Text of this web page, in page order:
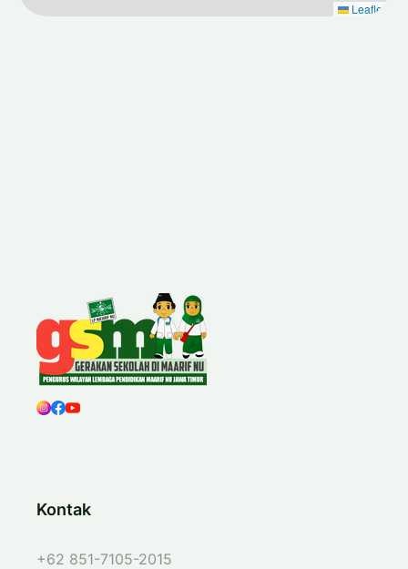
Leaflet
Kontak
+62 851-7105-2015